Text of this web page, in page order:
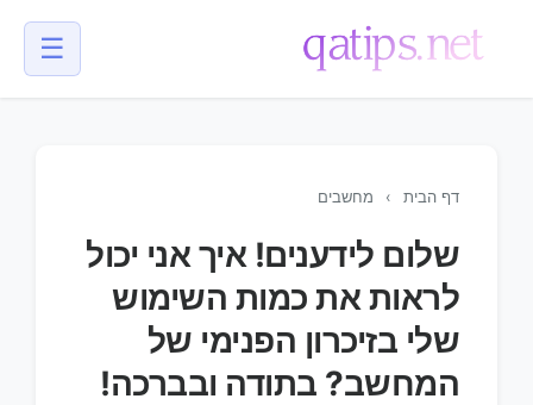
☰
דף הבית › מחשבים
שלום לידענים! איך אני יכול
לראות את כמות השימוש
שלי בזיכרון הפנימי של
המחשב? בתודה ובברכה!